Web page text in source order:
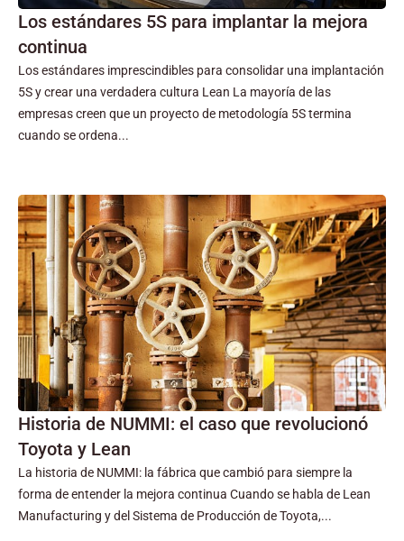
Los estándares 5S para implantar la mejora
continua
Los estándares imprescindibles para consolidar una implantación
5S y crear una verdadera cultura Lean La mayoría de las
empresas creen que un proyecto de metodología 5S termina
cuando se ordena...
Historia de NUMMI: el caso que revolucionó
Toyota y Lean
La historia de NUMMI: la fábrica que cambió para siempre la
forma de entender la mejora continua Cuando se habla de Lean
Manufacturing y del Sistema de Producción de Toyota,...